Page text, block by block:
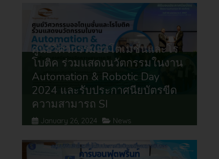
ศูนย์วิศวกรรมออโตเมชั่นและโร
โบติค ร่วมแสดงนวัตกรรมในงาน
Automation & Robotic Day
2024 และรับประกาศนียบัตรขีด
ความสามารถ SI
January 26, 2024 News